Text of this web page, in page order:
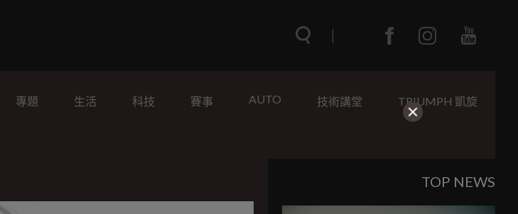
專題 生活 科技 賽事 AUTO 技術講堂 TRIUMPH 凱旋
TOP NEWS